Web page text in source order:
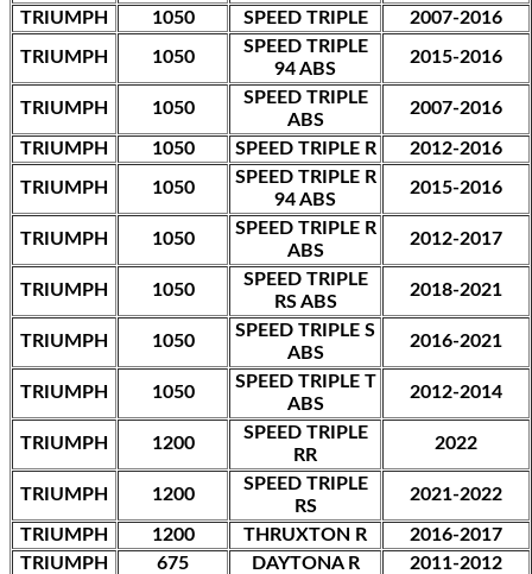
TRIUMPH 1050 SPEED TRIPLE 2007-2016
TRIUMPH 1050
SPEED TRIPLE
94 ABS
2015-2016
TRIUMPH 1050
SPEED TRIPLE
ABS
2007-2016
TRIUMPH 1050 SPEED TRIPLE R 2012-2016
TRIUMPH 1050
SPEED TRIPLE R
94 ABS
2015-2016
TRIUMPH 1050
SPEED TRIPLE R
ABS
2012-2017
TRIUMPH 1050
SPEED TRIPLE
RS ABS
2018-2021
TRIUMPH 1050
SPEED TRIPLE S
ABS
2016-2021
TRIUMPH 1050
SPEED TRIPLE T
ABS
2012-2014
TRIUMPH 1200
SPEED TRIPLE
RR
2022
TRIUMPH 1200
SPEED TRIPLE
RS
2021-2022
TRIUMPH 1200 THRUXTON R
2016-2017
TRIUMPH
675 DAYTONA R 2011-2012